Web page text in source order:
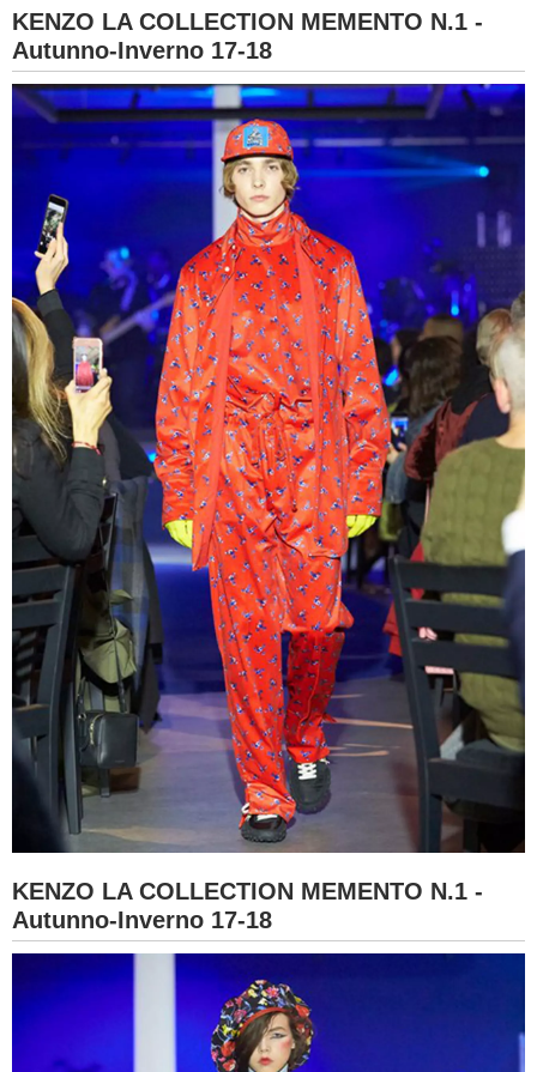
KENZO LA COLLECTION MEMENTO N.1 -
Autunno-Inverno 17-18
KENZO LA COLLECTION MEMENTO N.1 -
Autunno-Inverno 17-18